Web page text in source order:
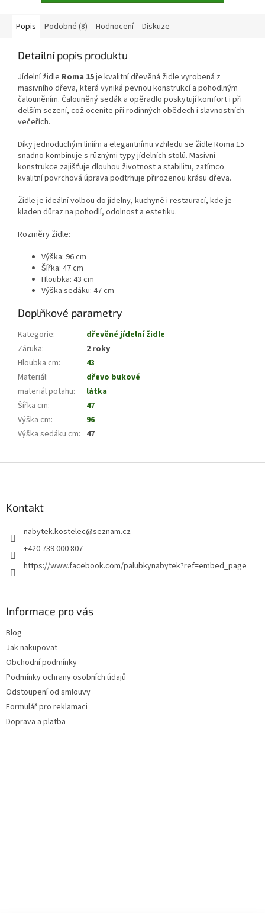
Popis Podobné (8) Hodnocení Diskuze
Detailní popis produktu
Jídelní židle Roma 15je kvalitní dřevěná židle vyrobená z
masivního dřeva, která vyniká pevnou konstrukcí a pohodlným
čalouněním. Čalouněný sedák a opěradlo poskytují komfort i při
delším sezení, což oceníte při rodinných obědech i slavnostních
večeřích.
Díky jednoduchým liniím a elegantnímu vzhledu se židle Roma 15
snadno kombinuje s různými typy jídelních stolů. Masivní
konstrukce zajišťuje dlouhou životnost a stabilitu, zatímco
kvalitní povrchová úprava podtrhuje přirozenou krásu dřeva.
Židle je ideální volbou do jídelny, kuchyně i restaurací, kde je
kladen důraz na pohodlí, odolnost a estetiku.
Rozměry židle:
Výška: 96 cm
Šířka: 47 cm
Hloubka: 43 cm
Výška sedáku: 47 cm
Doplňkové parametry
Kategorie:
dřevěné jídelní židle
Záruka:
2 roky
Hloubka cm:
43
Materiál:
dřevo bukové
materiál potahu:
látka
Šířka cm:
47
Výška cm:
96
Výška sedáku cm: 47
Kontakt
nabytek.kostelec@seznam.cz
+420 739 000 807
https://www.facebook.com/palubkynabytek?ref=embed_page
Informace pro vás
Blog
Jak nakupovat
Obchodní podmínky
Podmínky ochrany osobních údajů
Odstoupení od smlouvy
Formulář pro reklamaci
Doprava a platba